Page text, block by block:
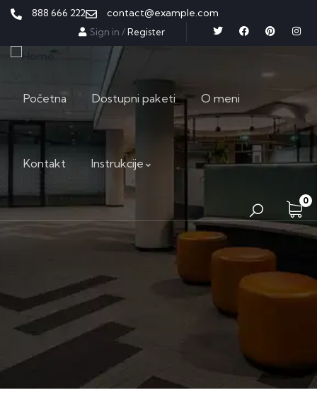
888 666 222 contact@example.com
Sign in /Register
Početna Dostupni paketi O meni
Kontakt Instrukcije
0